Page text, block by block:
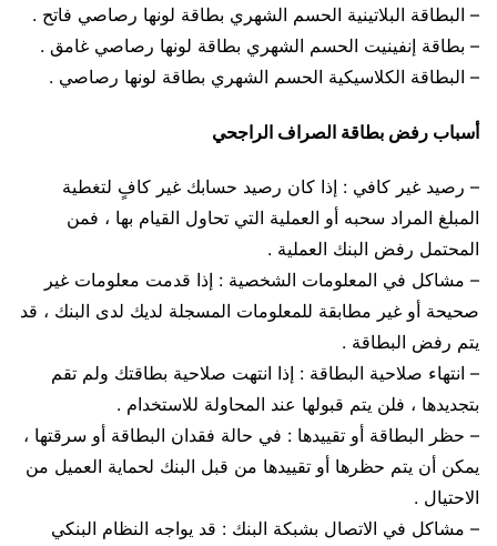
– البطاقة البلاتينية الحسم الشهري بطاقة لونها رصاصي فاتح .
– بطاقة إنفينيت الحسم الشهري بطاقة لونها رصاصي غامق .
– البطاقة الكلاسيكية الحسم الشهري بطاقة لونها رصاصي .
أسباب رفض بطاقة الصراف الراجحي
– رصيد غير كافي : إذا كان رصيد حسابك غير كافٍ لتغطية
المبلغ المراد سحبه أو العملية التي تحاول القيام بها ، فمن
المحتمل رفض البنك العملية .
– مشاكل في المعلومات الشخصية : إذا قدمت معلومات غير
صحيحة أو غير مطابقة للمعلومات المسجلة لديك لدى البنك ، قد
يتم رفض البطاقة .
– انتهاء صلاحية البطاقة : إذا انتهت صلاحية بطاقتك ولم تقم
بتجديدها ، فلن يتم قبولها عند المحاولة للاستخدام .
– حظر البطاقة أو تقييدها : في حالة فقدان البطاقة أو سرقتها ،
يمكن أن يتم حظرها أو تقييدها من قبل البنك لحماية العميل من
الاحتيال .
– مشاكل في الاتصال بشبكة البنك : قد يواجه النظام البنكي